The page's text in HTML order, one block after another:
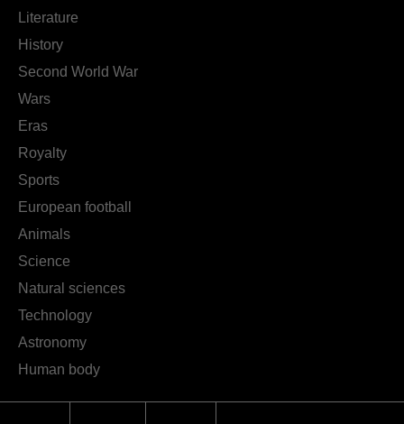
Literature
History
Second World War
Wars
Eras
Royalty
Sports
European football
Animals
Science
Natural sciences
Technology
Astronomy
Human body